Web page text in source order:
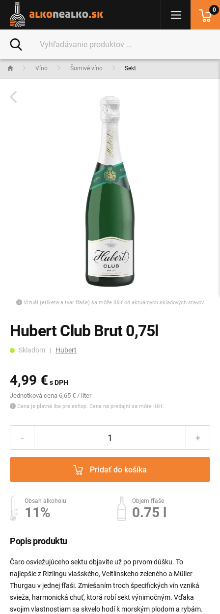
Víno Šumivé víno Sekt
Vizuál (etiketa a tvar fľaše) sa môže líšiť od aktuálnych skladových stavov
Hubert Club Brut 0,75l
Skladom | Hubert
4,99 € s DPH
Jednotková cena 6,65 € / liter
Cena je platná iba pre eshop. Cena na predajni sa môte líšiť.
- +
Pridať do košíka
Obsah alkoholu
11%
Objem fľaše
0.75 l
Popis produktu
Čaro osviežujúceho sektu objavíte už po prvom dúšku. To
najlepšie z Rizlingu vlašského, Veltlínskeho zeleného a Müller
Thurgau v jednej fľaši. Zmiešaním troch špecifických vín vzniká
svieža, harmonická chuť, ktorá robí sekt výnimočným. Vďaka
svojim vlastnostiam sa skvelo hodí k morským plodom a rybám.
0